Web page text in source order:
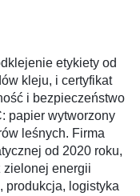
etykiety od
kleju, i certyfikat
i bezpieczeństwo
papier wytworzony
leśnych. Firma
od 2020 roku,
zielonej energii
produkcja, logistyka